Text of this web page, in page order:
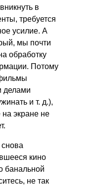
в
требуется
усилие. А
мы почти
обработку
Потому
делами
и т. д.),
экране не
кино
банальной
не так